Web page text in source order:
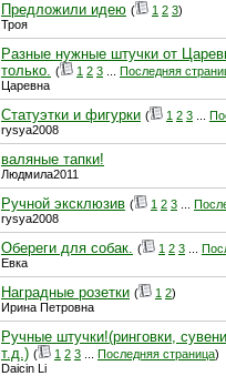
Предложили идею ( 1 2 3)
Троя
Разные нужные штучки от
только. ( 1 2 3 Последняя
Царевна
Статуэтки и фигурки ( 1 2 3
rysya2008
валяные тапки!
Людмила2011
Ручной эксклюзив ( 1 2 3
rysya2008
Обереги для собак. ( 1 2 3
Евка
Наградные розетки ( 1 2)
Ирина Петровна
Ручные штучки!(ринговки,
т.д.) ( 1 2 3 Последняя страница)
Daicin Li